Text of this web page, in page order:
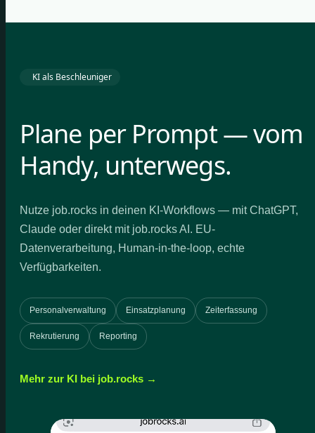
KI als Beschleuniger
Plane per Prompt — vom
Handy, unterwegs.
Nutze job.rocks in deinen KI-Workflows — mit ChatGPT,
Claude oder direkt mit job.rocks AI. EU-
Datenverarbeitung, Human-in-the-loop, echte
Verfügbarkeiten.
Personalverwaltung Einsatzplanung Zeiterfassung
Rekrutierung Reporting
Mehr zur KI bei job.rocks →